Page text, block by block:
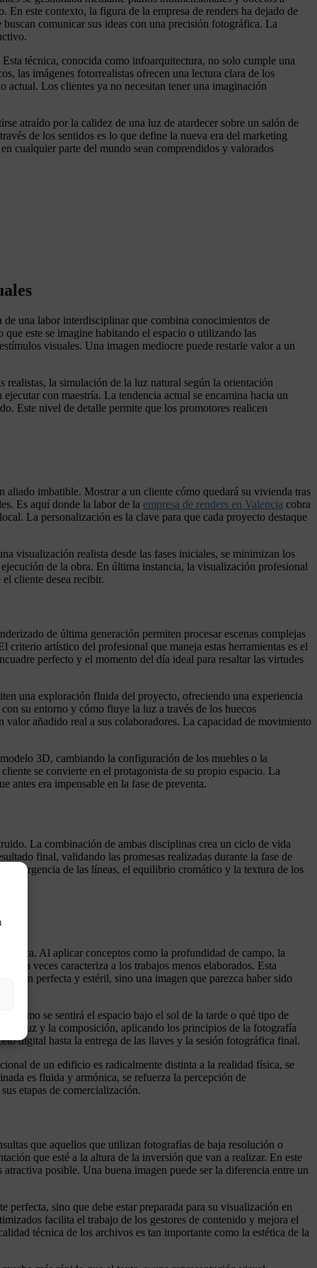
este contexto, la figura de la empresa de renders ha dejado de
comunicar sus ideas con una precisión fotográfica. La
técnica, conocida como infoarquitectura, no solo cumple una
las imágenes fotorrealistas ofrecen una lectura clara de los
actual. Los clientes ya no necesitan tener una imaginación
atraído por la calidez de una luz de atardecer sobre un salón de
de los sentidos es lo que define la nueva era del marketing
cualquier parte del mundo sean comprendidos y valorados
de una labor interdisciplinar que combina conocimientos de
este se imagine habitando el espacio o utilizando las
visuales. Una imagen mediocre puede restarle valor a un
la simulación de la luz natural según la orientación
con maestría. La tendencia actual se encamina hacia un
Este nivel de detalle permite que los promotores realicen
imbatible. Mostrar a un cliente cómo quedará su vivienda tras
Es aquí donde la labor de la empresa de renders en Valencia cobra
La personalización es la clave para que cada proyecto destaque
visualización realista desde las fases iniciales, se minimizan los
de la obra. En última instancia, la visualización profesional
cliente desea recibir.
de última generación permiten procesar escenas complejas
artístico del profesional que maneja estas herramientas es el
perfecto y el momento del día ideal para resaltar las virtudes
una exploración fluida del proyecto, ofreciendo una experiencia
su entorno y cómo fluye la luz a través de los huecos
añadido real a sus colaboradores. La capacidad de movimiento
3D, cambiando la configuración de los muebles o la
se convierte en el protagonista de su propio espacio. La
antes era impensable en la fase de preventa.
La combinación de ambas disciplinas crea un ciclo de vida
final, validando las promesas realizadas durante la fase de
de las líneas, el equilibrio cromático y la textura de los
Al aplicar conceptos como la profundidad de campo, la
a veces caracteriza a los trabajos menos elaborados. Esta
perfecta y estéril, sino una imagen que parezca haber sido
cómo se sentirá el espacio bajo el sol de la tarde o qué tipo de
la luz y la composición, aplicando los principios de la fotografía
digital hasta la entrega de las llaves y la sesión fotográfica final.
de un edificio es radicalmente distinta a la realidad física, se
es fluida y armónica, se refuerza la percepción de
etapas de comercialización.
que aquellos que utilizan fotografías de baja resolución o
que esté a la altura de la inversión que van a realizar. En este
posible. Una buena imagen puede ser la diferencia entre un
sino que debe estar preparada para su visualización en
facilita el trabajo de los gestores de contenido y mejora el
técnica de los archivos es tan importante como la estética de la